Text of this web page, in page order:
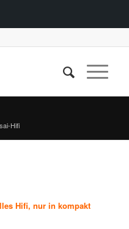
Hifi
Hifi, nur in kompakt